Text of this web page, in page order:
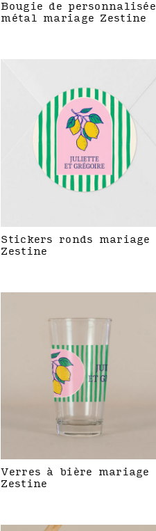
Bougie de personnalisée
métal mariage Zestine
Stickers ronds mariage
Zestine
Verres à bière mariage
Zestine